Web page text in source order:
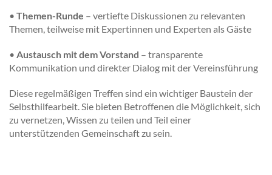
• Themen-Runde – vertiefte Diskussionen zu relevanten
Themen, teilweise mit Expertinnen und Experten als Gäste
• Austausch mit dem Vorstand – transparente
Kommunikation und direkter Dialog mit der Vereinsführung
Diese regelmäßigen Treffen sind ein wichtiger Baustein der
Selbsthilfearbeit. Sie bieten Betroffenen die Möglichkeit, sich
zu vernetzen, Wissen zu teilen und Teil einer
unterstützenden Gemeinschaft zu sein.